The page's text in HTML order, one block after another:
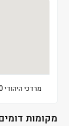
מרדכי היהודי 10 ראשון לציון
מקומות